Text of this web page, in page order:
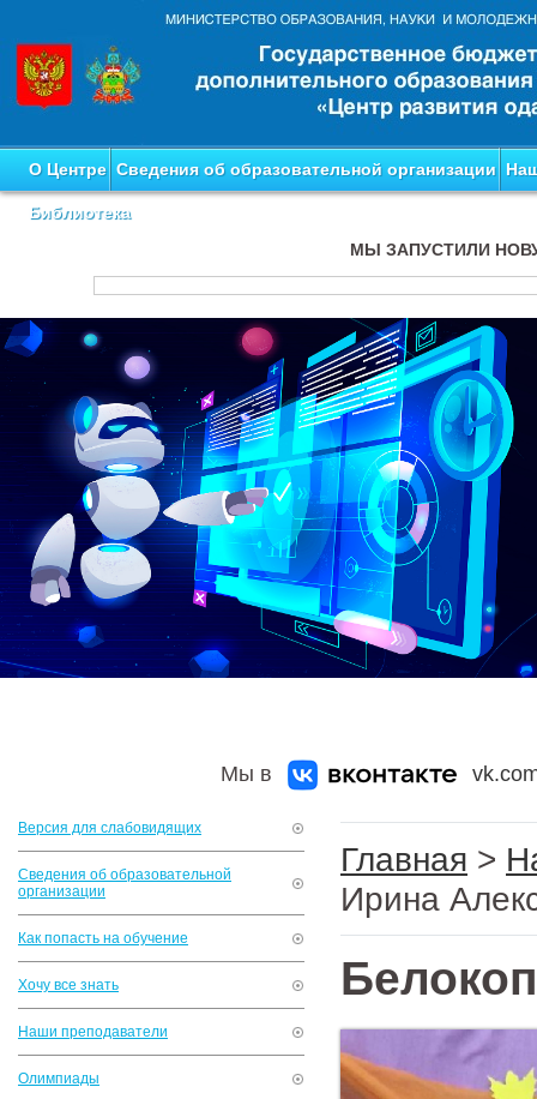
О Центре Сведения об образовательной организации
Библиотека
МЫ ЗАПУСТИЛИ
Мы в
Версия для слабовидящих
Сведения об образовательной
организации
Как попасть на обучение
Хочу все знать
Наши преподаватели
Олимпиады
Главная >
Ирина